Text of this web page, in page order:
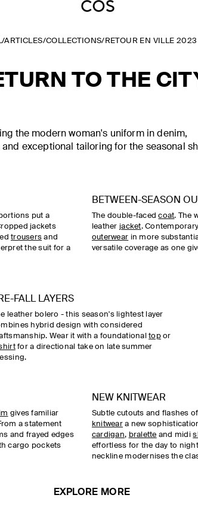
/ARTICLES/COLLECTIONS/ RETOUR EN VILLE 2023
TO THE
the modern woman's uniform in denim,
and exceptional tailoring for the seasonal
put a
jackets
trousers and
the suit for a
BETWEEN-SEASON
The double-facedcoat. The
leather jacket.
outerwear in more
versatile coverage as one
FALL LAYERS
leather bolero - this season's lightest layer
hybrid design with considered
Wear it with a foundationaltopor
for a directional take on late summer
gives familiar
a statement
and frayed edges
cargo pockets
NEW KNITWEAR
Subtle cutouts and flashes
knitwear a new
cardigan, bralette and midi
effortless for the day to
neckline modernises the
EXPLORE MORE